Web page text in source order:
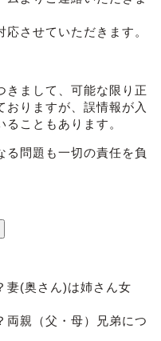
させていただきます。
きまして、可能な限り正
りますが、誤情報が入
こともあります。
る問題も一切の責任を負
妻(奥さん)は姉さん女
両親（父・母）兄弟につ